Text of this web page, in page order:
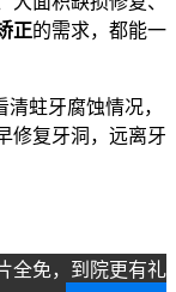
正的需求，都能一
蛀牙腐蚀情况，
修复牙洞，远离牙
全免，到院更有礼